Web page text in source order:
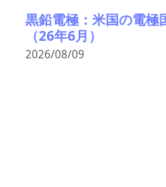
黒鉛電極：米国の電極
（26年6月）
2026/08/09